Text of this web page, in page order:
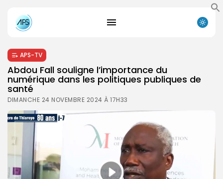
APS-TV
Abdou Fall souligne l’importance du
numérique dans les politiques publiques de
santé
DIMANCHE 24 NOVEMBRE 2024 À 17H33